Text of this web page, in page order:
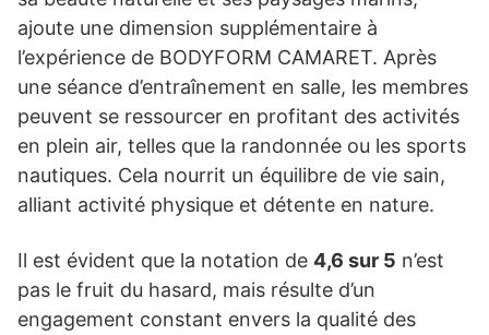
ajoute une dimension supplémentaire à
l’expérience de BODYFORM CAMARET. Après
une séance d’entraînement en salle, les membres
peuvent se ressourcer en profitant des activités
en plein air, telles que la randonnée ou les sports
nautiques. Cela nourrit un équilibre de vie sain,
alliant activité physique et détente en nature.
Il est évident que la notation de 4,6 sur 5 n’est
pas le fruit du hasard, mais résulte d’un
engagement constant envers la qualité des